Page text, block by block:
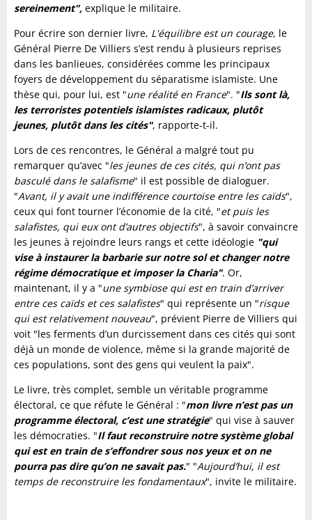
sereinement", explique le militaire.
Pour écrire son dernier livre, L'équilibre est un courage, le
Général Pierre De Villiers s’est rendu à plusieurs reprises
dans les banlieues, considérées comme les principaux
foyers de développement du séparatisme islamiste. Une
thèse qui, pour lui, est "une réalité en France". "Ils sont là,
les terroristes potentiels islamistes radicaux, plutôt
jeunes, plutôt dans les cités", rapporte-t-il.
Lors de ces rencontres, le Général a malgré tout pu
remarquer qu’avec "les jeunes de ces cités, qui n’ont pas
basculé dans le salafisme" il est possible de dialoguer.
"Avant, il y avait une indifférence courtoise entre les caïds",
ceux qui font tourner l’économie de la cité, "et puis les
salafistes, qui eux ont d’autres objectifs", à savoir convaincre
les jeunes à rejoindre leurs rangs et cette idéologie "qui
vise à instaurer la barbarie sur notre sol et changer notre
régime démocratique et imposer la Charia". Or,
maintenant, il y a "une symbiose qui est en train d’arriver
entre ces caïds et ces salafistes" qui représente un "risque
qui est relativement nouveau", prévient Pierre de Villiers qui
voit "les ferments d’un durcissement dans ces cités qui sont
déjà un monde de violence, même si la grande majorité de
ces populations, sont des gens qui veulent la paix".
Le livre, très complet, semble un véritable programme
électoral, ce que réfute le Général : "mon livre n’est pas un
programme électoral, c’est une stratégie" qui vise à sauver
les démocraties. "Il faut reconstruire notre système global
qui est en train de s’effondrer sous nos yeux et on ne
pourra pas dire qu’on ne savait pas." "Aujourd’hui, il est
temps de reconstruire les fondamentaux", invite le militaire.